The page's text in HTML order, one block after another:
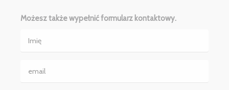
Możesz także wypełnić formularz kontaktowy.